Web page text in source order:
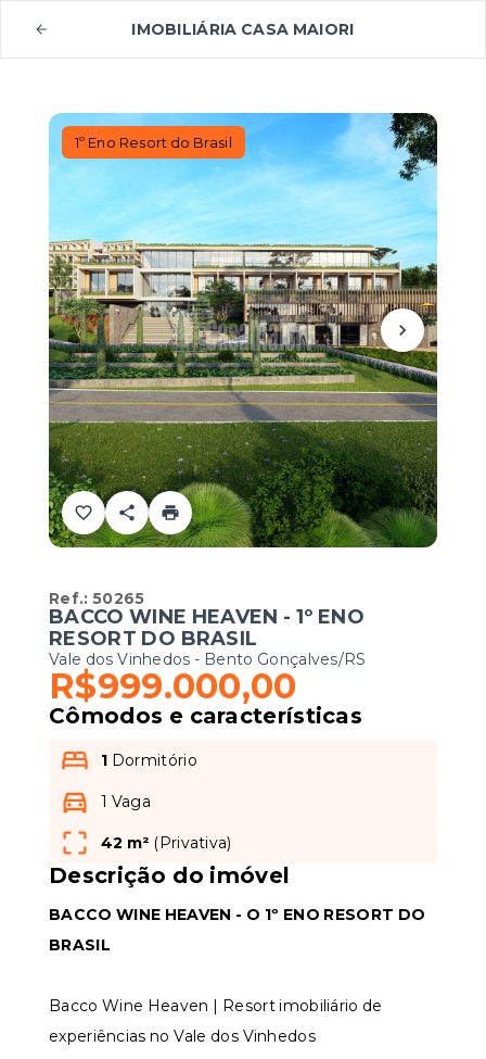
IMOBILIÁRIA CASA MAIORI
1º Eno Resort do Brasil
Ref.:50265
BACCO WINE HEAVEN - 1º ENO
RESORT DO BRASIL
Vale dos Vinhedos - Bento Gonçalves/RS
R$999.000,00
Cômodos e características
1 Dormitório
1 Vaga
42 m² (Privativa)
Descrição do imóvel
BACCO WINE HEAVEN - O 1º ENO RESORT DO
BRASIL
Bacco Wine Heaven | Resort imobiliário de
experiências no Vale dos Vinhedos